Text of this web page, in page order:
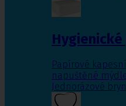
Papírové
napuštěné
Jednorázové